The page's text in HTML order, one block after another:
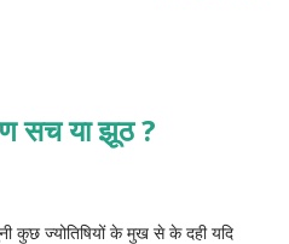
सच या झूठ ?
कुछ ज्योतिषियों के मुख से के दही यदि